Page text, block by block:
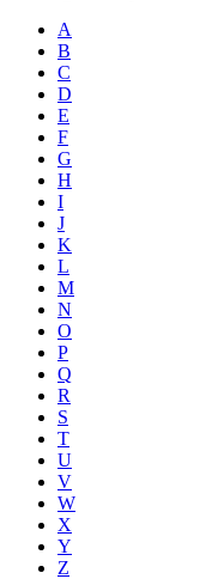
A
B
C
D
E
F
G
H
I
J
K
L
M
N
O
P
Q
R
S
T
U
V
W
X
Y
Z